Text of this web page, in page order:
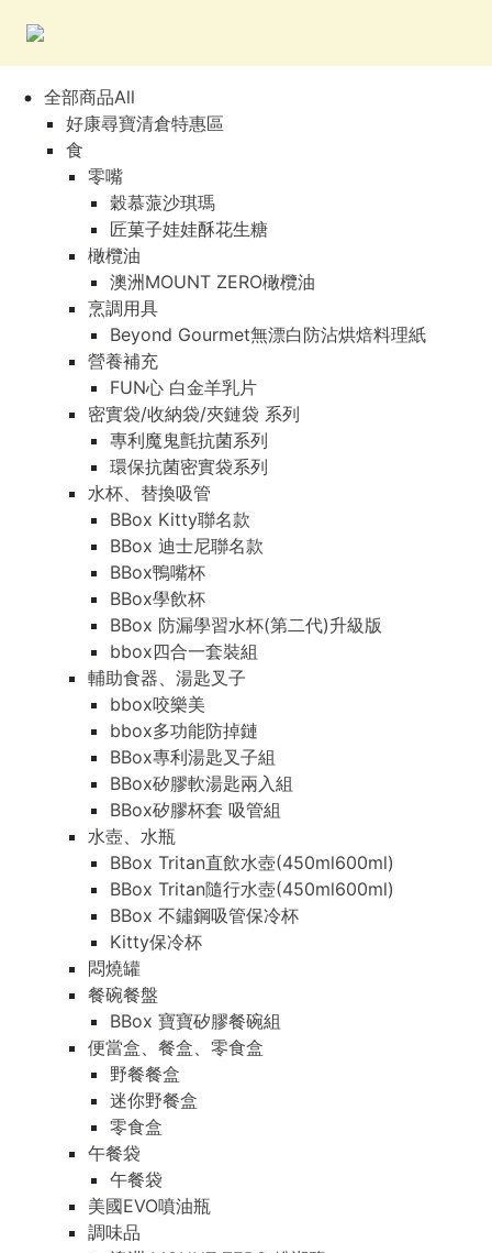
全部商品All
好康尋寶清倉特惠區
食
零嘴
穀慕蒎沙琪瑪
匠菓子娃娃酥花生糖
橄欖油
澳洲MOUNT ZERO橄欖油
烹調用具
Beyond Gourmet無漂白防沾烘焙料理紙
營養補充
FUN心 白金羊乳片
密實袋/收納袋/夾鏈袋 系列
專利魔鬼氈抗菌系列
環保抗菌密實袋系列
水杯、替換吸管
BBox Kitty聯名款
BBox 迪士尼聯名款
BBox鴨嘴杯
BBox學飲杯
BBox 防漏學習水杯(第二代)升級版
bbox四合一套裝組
輔助食器、湯匙叉子
bbox咬樂美
bbox多功能防掉鏈
BBox專利湯匙叉子組
BBox矽膠軟湯匙兩入組
BBox矽膠杯套 吸管組
水壺、水瓶
BBox Tritan直飲水壺(450ml600ml)
BBox Tritan隨行水壺(450ml600ml)
BBox 不鏽鋼吸管保冷杯
Kitty保冷杯
悶燒罐
餐碗餐盤
BBox 寶寶矽膠餐碗組
便當盒、餐盒、零食盒
野餐餐盒
迷你野餐盒
零食盒
午餐袋
午餐袋
美國EVO噴油瓶
調味品